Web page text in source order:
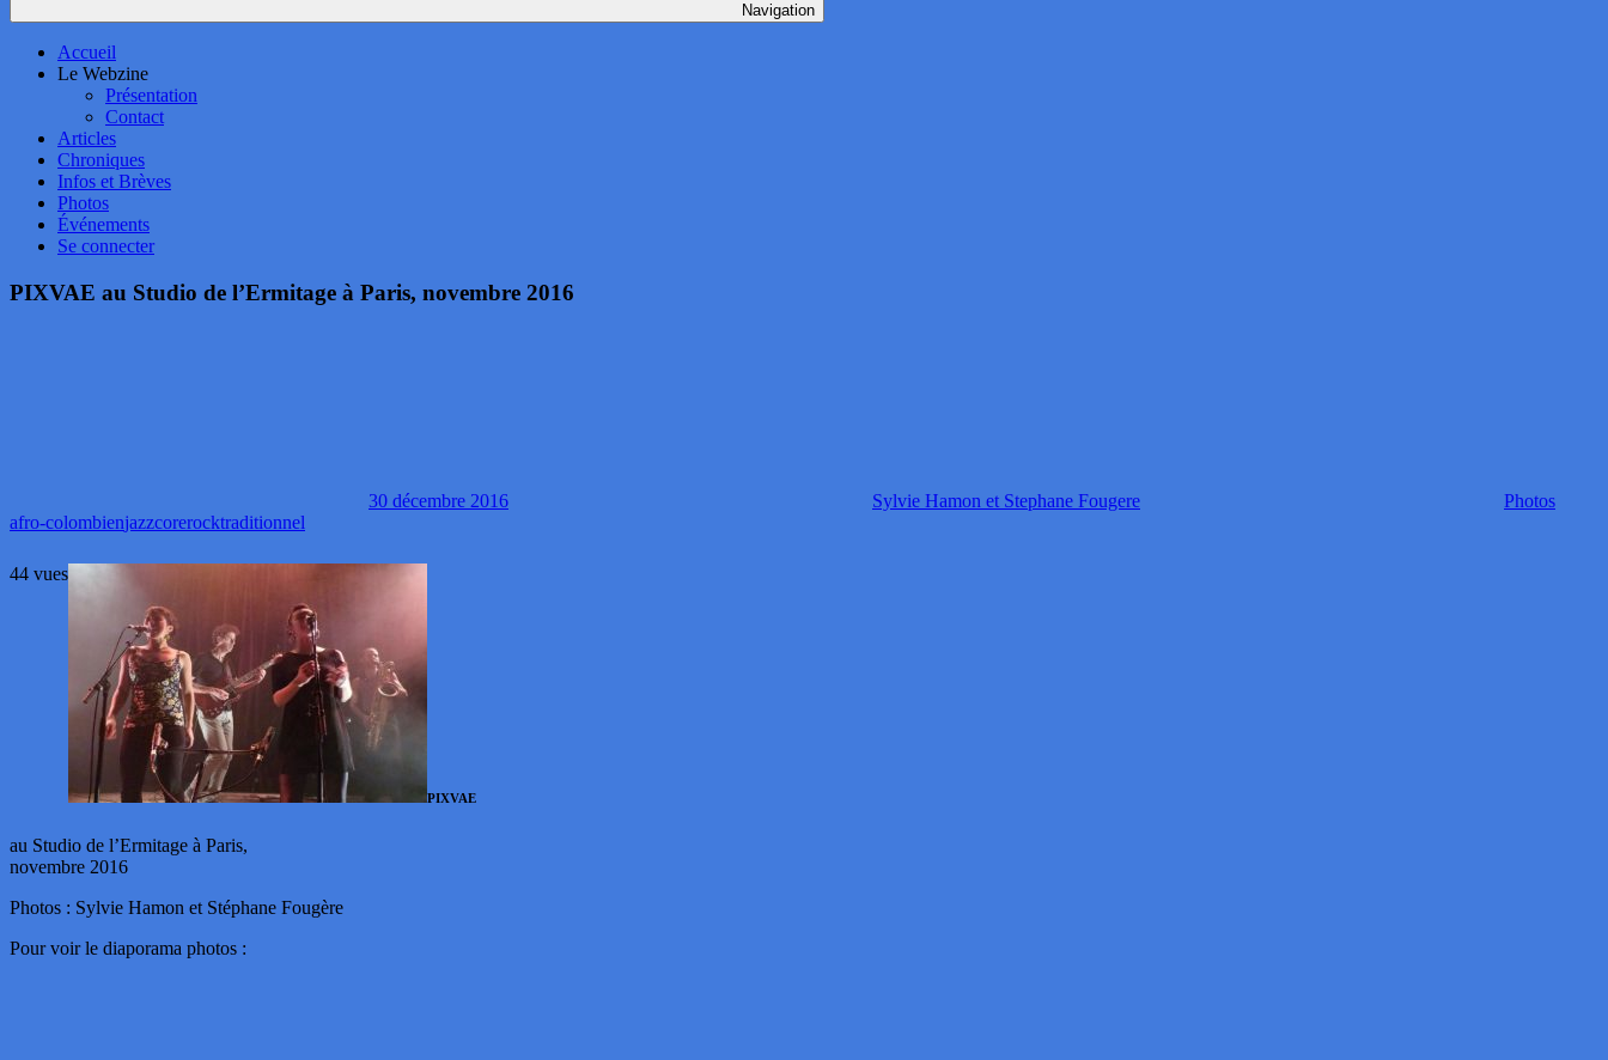
Navigation
Accueil
Le Webzine
Présentation
Contact
Articles
Chroniques
Infos et Brèves
Photos
Événements
Se connecter
PIXVAE au Studio de l’Ermitage à Paris, novembre 2016
30 décembre 2016 Sylvie Hamon et Stephane Fougere
Photos
afro-colombienjazzcorerocktraditionnel
44 vues
PIXVAE
au Studio de l’Ermitage à Paris,
novembre 2016
Photos : Sylvie Hamon et Stéphane Fougère
Pour voir le diaporama photos :